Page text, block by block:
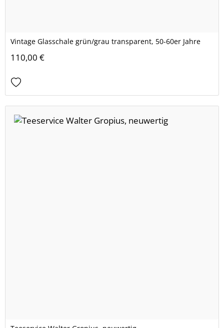
Vintage Glasschale grün/grau transparent, 50-60er Jahre
110,00 €